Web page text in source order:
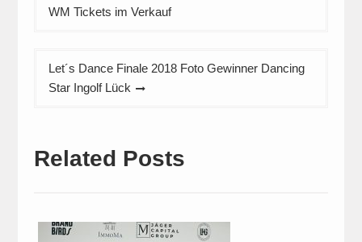
WM Tickets im Verkauf
Let´s Dance Finale 2018 Foto Gewinner Dancing
Star Ingolf Lück
Related Posts